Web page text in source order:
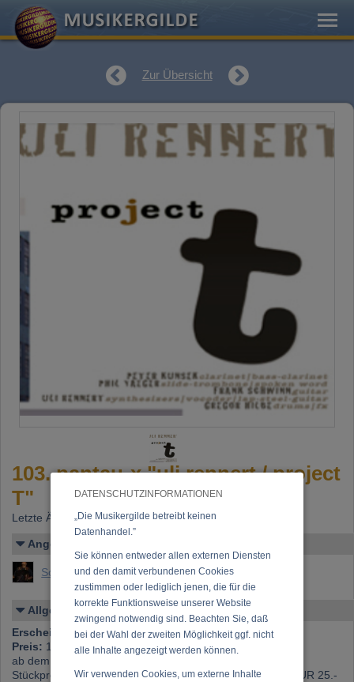
DATENSCHUTZINFORMATIONEN
„Die Musikergilde betreibt keinen
Datenhandel.”
Sie können entweder allen externen Diensten
und den damit verbundenen Cookies
zustimmen oder lediglich jenen, die für die
korrekte Funktionsweise unserer Website
zwingend notwendig sind. Beachten Sie, daß
bei der Wahl der zweiten Möglichkeit ggf. nicht
alle Inhalte angezeigt werden können.
Wir verwenden Cookies, um externe Inhalte
Zur Übersicht
103. pantau-x "uli rennert / project
T"
Letzte Änderung: 23.02.2017
Angelegt von
Soyka, Uli (Ulrich Soyka)
Allgemeines
Erscheinen bei:pan tau - x - records
Preis: 19,00 €
ab dem Kauf von 3 od. mehreren pt-x 1-fach-CDs gilt ein
Stückpreis von a/CD EUR 17.- / bei 2-CDs = ab 3 Stk. a EUR 25.-